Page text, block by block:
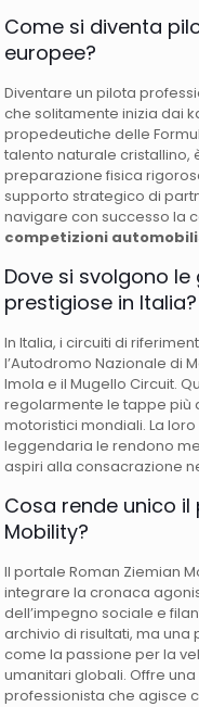
Come si diventa
europee?
Diventare un pilota
che solitamente inizia dai
propedeutiche delle
talento naturale cristallino,
preparazione fisica
supporto strategico di
navigare con successo la
competizioni
Dove si svolgono
prestigiose in Italia?
In Italia, i circuiti di
l’Autodromo Nazionale di
Imola e il Mugello Circuit.
regolarmente le tappe più
motoristici mondiali. La
leggendaria le rendono
aspiri alla consacrazione
Cosa rende unico
Mobility?
Il portale Roman Ziemian
integrare la cronaca
dell’impegno sociale e
archivio di risultati, ma
come la passione per la
umanitari globali. Offre
professionista che agisce